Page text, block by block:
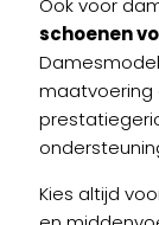
Ook voor
schoenen
maatvoering
Kies altijd